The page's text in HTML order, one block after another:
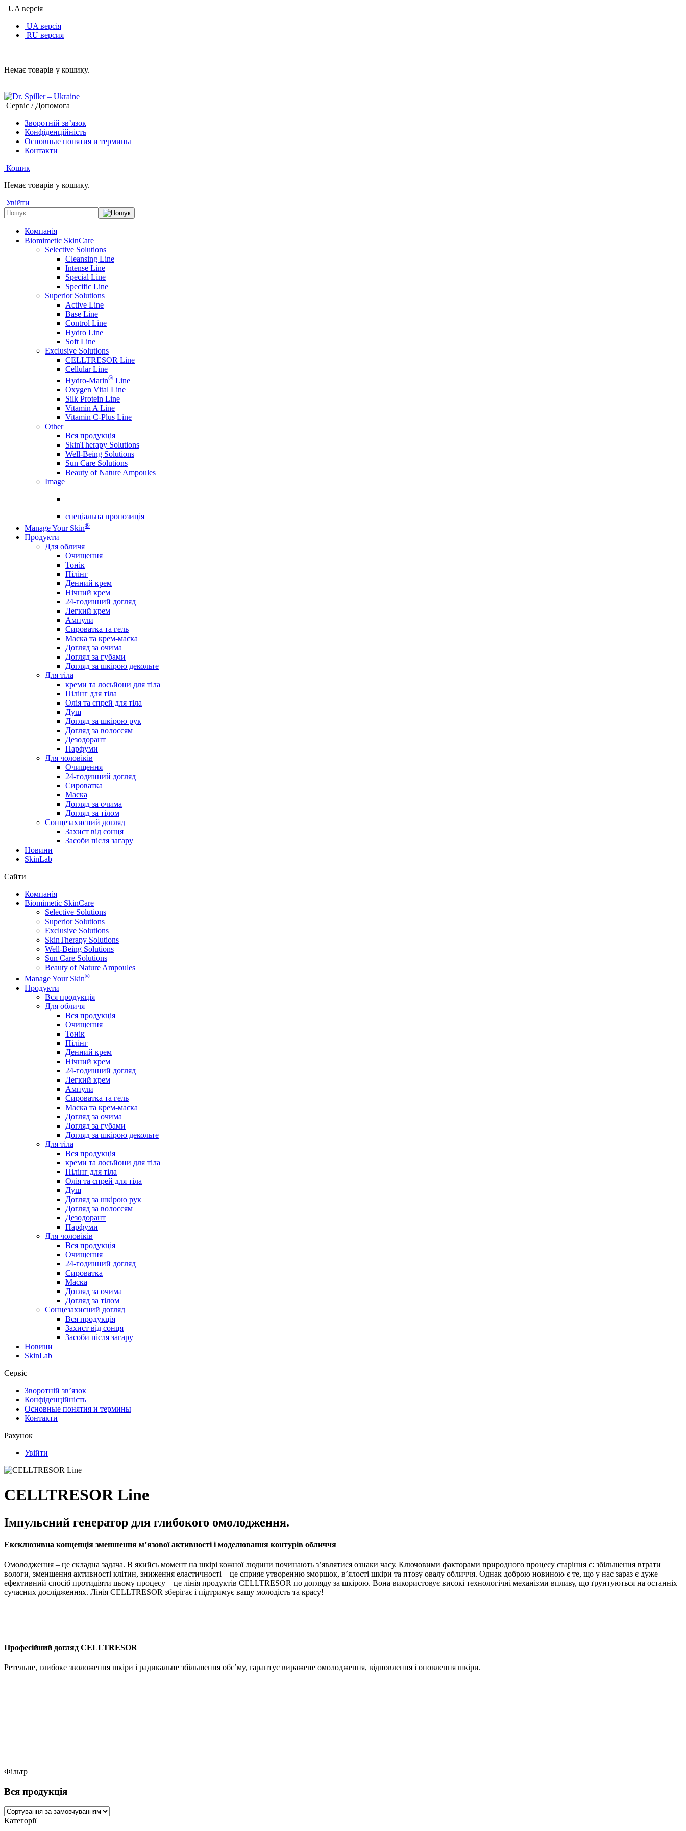
UA версія
UA версія
RU версия
Немає товарів у кошику.
Сервіс / Допомога
Зворотній зв’язок
Конфіденційність
Основные понятия и термины
Контакти
Кошик
Немає товарів у кошику.
Увійти
Компанія
Biomimetic SkinCare
Selective Solutions
Cleansing Line
Intense Line
Special Line
Specific Line
Superior Solutions
Active Line
Base Line
Control Line
Hydro Line
Soft Line
Exclusive Solutions
CELLTRESOR Line
Cellular Line
Hydro-Marin® Line
Oxygen Vital Line
Silk Protein Line
Vitamin A Line
Vitamin C-Plus Line
Other
Вся продукція
SkinTherapy Solutions
Well-Being Solutions
Sun Care Solutions
Beauty of Nature Ampoules
Image
спеціальна пропозиція
Manage Your Skin®
Продукти
Для обличя
Очищення
Тонік
Пілінг
Денний крем
Нічний крем
24-годинний догляд
Легкий крем
Ампули
Сироватка та гель
Маска та крем-маска
Догляд за очима
Догляд за губами
Догляд за шкірою декольте
Для тіла
креми та лосьйони для тіла
Пілінг для тіла
Олія та спрей для тіла
Душ
Догляд за шкірою рук
Догляд за волоссям
Дезодорант
Парфуми
Для чоловіків
Очищення
24-годинний догляд
Сироватка
Маска
Догляд за очима
Догляд за тілом
Сонцезахисний догляд
Захист від сонця
Засоби після загару
Новини
SkinLab
Сайти
Компанія
Biomimetic SkinCare
Selective Solutions
Superior Solutions
Exclusive Solutions
SkinTherapy Solutions
Well-Being Solutions
Sun Care Solutions
Beauty of Nature Ampoules
Manage Your Skin®
Продукти
Вся продукція
Для обличя
Вся продукція
Очищення
Тонік
Пілінг
Денний крем
Нічний крем
24-годинний догляд
Легкий крем
Ампули
Сироватка та гель
Маска та крем-маска
Догляд за очима
Догляд за губами
Догляд за шкірою декольте
Для тіла
Вся продукція
креми та лосьйони для тіла
Пілінг для тіла
Олія та спрей для тіла
Душ
Догляд за шкірою рук
Догляд за волоссям
Дезодорант
Парфуми
Для чоловіків
Вся продукція
Очищення
24-годинний догляд
Сироватка
Маска
Догляд за очима
Догляд за тілом
Сонцезахисний догляд
Вся продукція
Захист від сонця
Засоби після загару
Новини
SkinLab
Сервіс
Зворотній зв’язок
Конфіденційність
Основные понятия и термины
Контакти
Рахунок
Увійти
CELLTRESOR Line
Імпульсний генератор для глибокого омолодження.
Ексклюзивна концепція зменшення м’язової активності і моделювання контурів обличчя
Омолодження – це складна задача. В якийсь момент на шкірі кожної людини починають з’являтися ознаки часу. Ключовими факторами природного процесу старіння є: збільшення втрати
вологи, зменшення активності клітин, зниження еластичності – це сприяє утворенню зморшок, в’ялості шкіри та птозу овалу обличчя. Однак доброю новиною є те, що у нас зараз є дуже
ефективний спосіб протидіяти цьому процесу – це лінія продуктів CELLTRESOR по догляду за шкірою. Вона використовує високі технологічні механізми впливу, що ґрунтуються на останніх
сучасних дослідженнях. Лінія CELLTRESOR зберігає і підтримує вашу молодість та красу!
Професійний догляд CELLTRESOR
Ретельне, глибоке зволоження шкіри і радикальне збільшення обє’му, гарантує виражене омолодження, відновлення і оновлення шкіри.
Фільтр
Вся продукція
Категорії